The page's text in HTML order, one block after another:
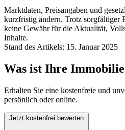
Marktdaten, Preisangaben und
kurzfristig ändern. Trotz sorgfältiger
keine Gewähr für die Aktualität,
Inhalte.
Stand des Artikels: 15. Januar 2025
Was ist Ihre
Erhalten Sie eine kostenfreie und
persönlich oder online.